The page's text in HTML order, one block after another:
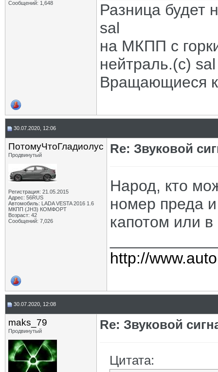
Сообщений: 1,648
Разница будет
sal
на МКПП с
нейтраль.(с) sal
Вращающиеся
30.07.2020, 12:06
ПотомуЧтоГладиолус
Продвинутый
Регистрация: 21.05.2015
Адрес: 56RUS
Автомобиль: LADA VESTA 2016 1.6
МКПП (JH3) КОМФОРТ
Возраст: 42
Сообщений: 7,026
Re: Звуковой
Народ, кто
номер преда
капотом или в
http://
30.07.2020, 12:08
maks_79
Продвинутый Re: Звуковой
Цитата: